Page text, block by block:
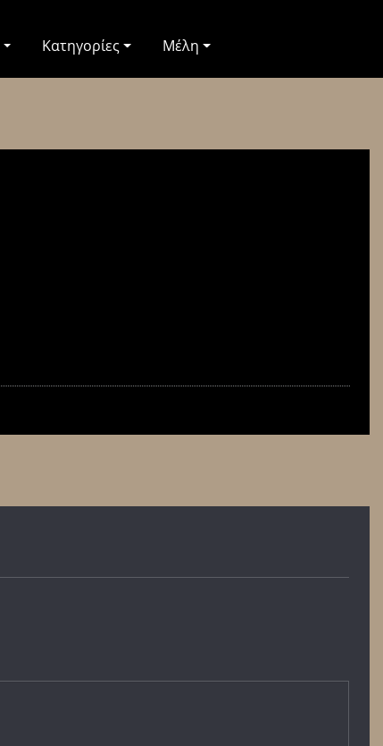
Κατηγορίες Μέλη